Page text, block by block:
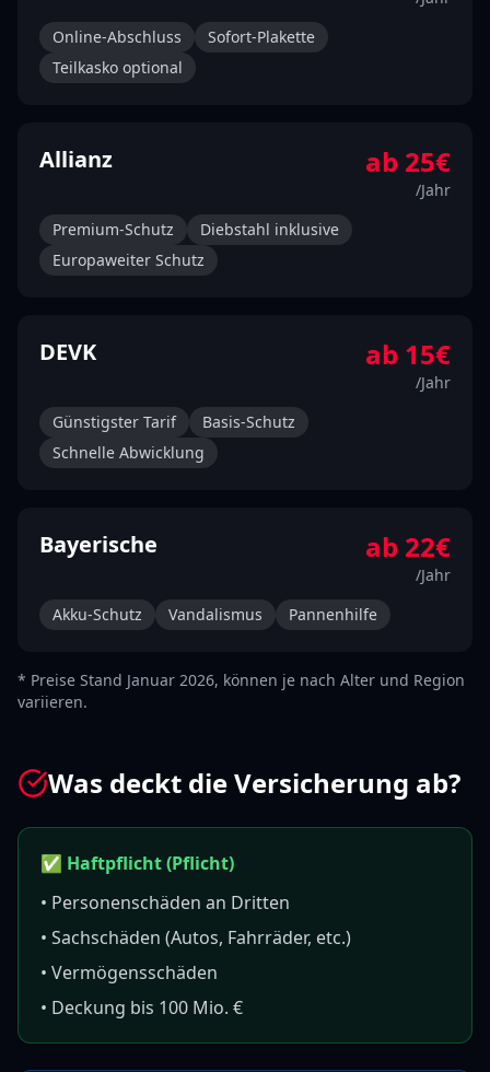
Online-Abschluss
Sofort-Plakette
Teilkasko optional
Allianz ab 25€
/Jahr
Premium-Schutz
Diebstahl inklusive
Europaweiter Schutz
DEVK ab 15€
/Jahr
Günstigster Tarif
Basis-Schutz
Schnelle Abwicklung
Bayerische ab 22€
/Jahr
Akku-Schutz
Vandalismus Pannenhilfe
* Preise Stand Januar 2026, können je nach Alter und Region
variieren.
Was deckt die Versicherung ab?
✅ Haftpflicht (Pflicht)
• Personenschäden an Dritten
• Sachschäden (Autos, Fahrräder, etc.)
• Vermögensschäden
• Deckung bis 100 Mio. €